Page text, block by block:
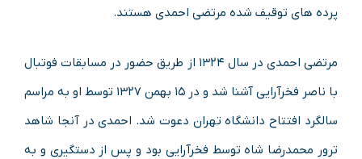
پرده های توقیف شده مرتضی احمدی هستند.
مرتضی احمدی در سال ۱۳۲۴ از طریق حضور در مسابقات فوتبال
با ناصر فخرآرایی آشنا شد و در ۱۵ بهمن ۱۳۲۷ توسط او به مراسم
سالگرد افتتاح دانشگاه تهران دعوت شد. احمدی در آنجا شاهد
ترور محمدرضا شاه توسط فخرآرایی بود و پس از دستگیری و به